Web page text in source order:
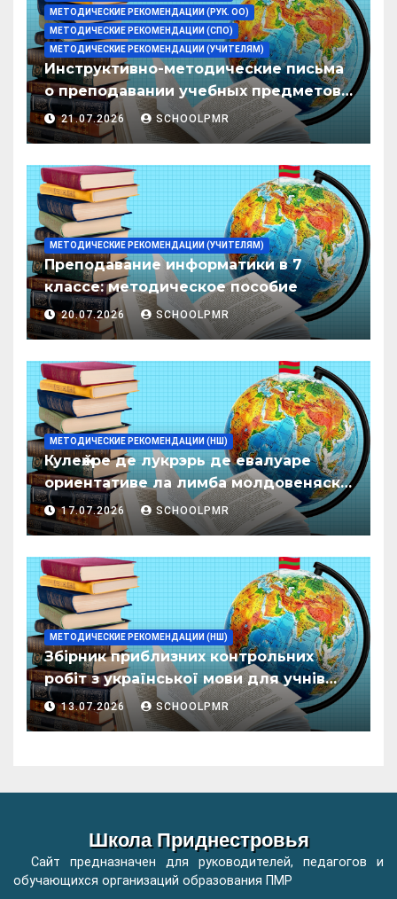
МЕТОДИЧЕСКИЕ РЕКОМЕНДАЦИИ (РУК. ОО)
МЕТОДИЧЕСКИЕ РЕКОМЕНДАЦИИ (СПО)
МЕТОДИЧЕСКИЕ РЕКОМЕНДАЦИИ (УЧИТЕЛЯМ)
Инструктивно-методические письма
о преподавании учебных предметов/
дисциплин в организациях
образования ПМР на 2026/27 уч. год
21.07.2026 SCHOOLPMR
МЕТОДИЧЕСКИЕ РЕКОМЕНДАЦИИ (УЧИТЕЛЯМ)
Преподавание информатики в 7
классе: методическое пособие
20.07.2026 SCHOOLPMR
МЕТОДИЧЕСКИЕ РЕКОМЕНДАЦИИ (НШ)
Кулеӂере де лукрэрь де евалуаре
ориентативе ла лимба молдовеняскэ
пентру елевий класелор примаре але
организациилор де ынвэцэмынт
17.07.2026 SCHOOLPMR
МЕТОДИЧЕСКИЕ РЕКОМЕНДАЦИИ (НШ)
Збірник приблизних контрольних
робіт з української мови для учнів
початкових класів організацій
загальної освіти
13.07.2026 SCHOOLPMR
Школа Приднестровья
Сайт предназначен для руководителей, педагогов и
обучающихся организаций образования ПМР